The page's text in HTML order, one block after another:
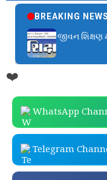
BREAKING NEWS
જીવન શિક્ષણ
❤️
WhatsApp
Telegram